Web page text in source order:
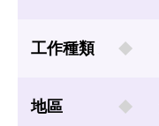
工作種類
地區